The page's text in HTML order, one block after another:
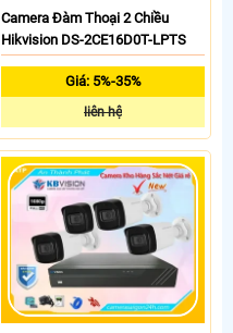
Camera Đàm Thoại 2 Chiều
Hikvision DS-2CE16D0T-LPTS
Giá: 5%-35%
liên hệ